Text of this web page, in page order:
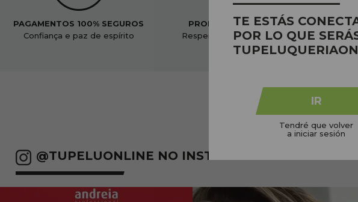
PAGAMENTOS 100% SEGUROS
Confiança e paz de espírito
PRODUTOS ORGÂNICOS
Respeitoso ao nosso planeta
@TUPELUONLINE NO INSTAGRAM
TE ESTÁS
POR LO QUE
IR
Tendré que volver
a iniciar sesión